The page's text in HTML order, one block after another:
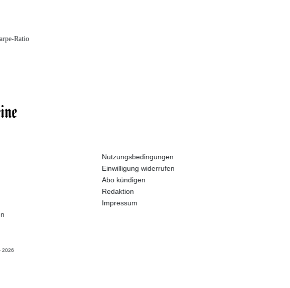
Ratio
Nutzungsbedingungen
Einwilligung widerrufen
Abo kündigen
Redaktion
Impressum
2026